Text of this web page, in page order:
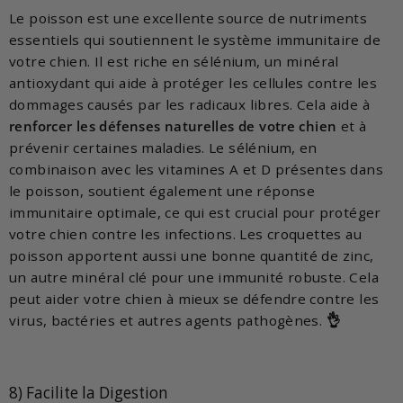
Le poisson est une excellente source de nutriments
essentiels qui soutiennent le système immunitaire de
votre chien. Il est riche en sélénium, un minéral
antioxydant qui aide à protéger les cellules contre les
dommages causés par les radicaux libres. Cela aide à
renforcer les défenses naturelles de votre chien et à
prévenir certaines maladies. Le sélénium, en
combinaison avec les vitamines A et D présentes dans
le poisson, soutient également une réponse
immunitaire optimale, ce qui est crucial pour protéger
votre chien contre les infections. Les croquettes au
poisson apportent aussi une bonne quantité de zinc,
un autre minéral clé pour une immunité robuste. Cela
peut aider votre chien à mieux se défendre contre les
virus, bactéries et autres agents pathogènes. 👌
8) Facilite la Digestion